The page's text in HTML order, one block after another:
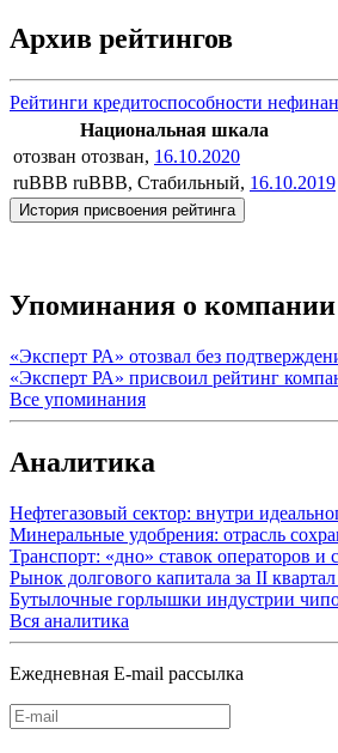
Архив рейтингов
Рейтинги кредитоспособности
Национальная шкала
отозван отозван, 16.10.2020
ruBBB ruBBB, Стабильный, 16.10.2019
История присвоения рейтинга
Упоминания о компании
«Эксперт РА» отозвал без
«Эксперт РА» присвоил рейтинг
Все упоминания
Аналитика
Нефтегазовый сектор: внутри
Минеральные удобрения: отрасль
Транспорт: «дно» ставок операторов
Рынок долгового капитала за II
Бутылочные горлышки индустрии
Вся аналитика
Ежедневная E-mail рассылка